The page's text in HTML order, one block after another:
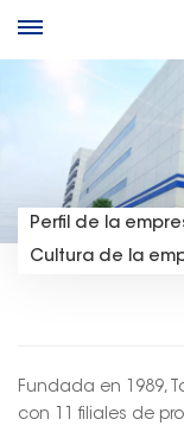
Perfil de la
Cultura de la
Fundada en 1989,
con 11 filiales de